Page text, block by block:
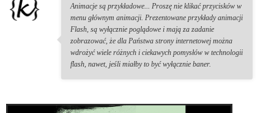
Animacje są przykładowe... Proszę nie klikać przycisków w
menu głównym animacji. Prezentowane przykłady animacji
Flash, są wyłącznie poglądowe i mają za zadanie
zobrazować, że dla Państwa strony internetowej można
wdrożyć wiele różnych i ciekawych pomysłów w technologii
flash, nawet, jeśli miałby to być wyłącznie baner.